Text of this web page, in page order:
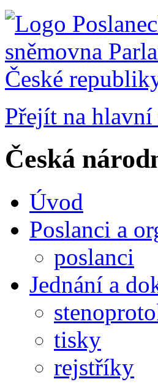
Přejít na
Česká
Úvod
Poslanci a
poslanci
Jednání a
tisky
rejstříky